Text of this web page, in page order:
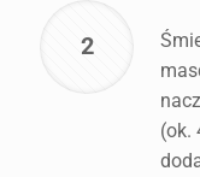
2
(ok.